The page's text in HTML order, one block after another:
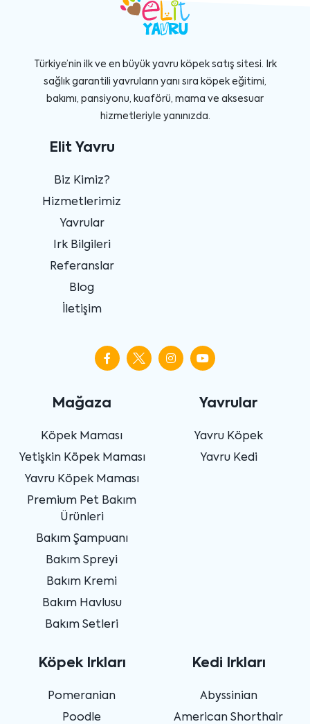
Türkiye’nin ilk ve en büyük yavru köpek satış sitesi. Irk
sağlık garantili yavruların yanı sıra köpek eğitimi,
bakımı, pansiyonu, kuaförü, mama ve aksesuar
hizmetleriyle yanınızda.
Elit Yavru
Biz Kimiz?
Hizmetlerimiz
Yavrular
Irk Bilgileri
Referanslar
Blog
İletişim
Mağaza
Köpek Maması
Yetişkin Köpek Maması
Yavru Köpek Maması
Premium Pet Bakım
Ürünleri
Bakım Şampuanı
Bakım Spreyi
Bakım Kremi
Bakım Havlusu
Bakım Setleri
Yavrular
Yavru Köpek
Yavru Kedi
Köpek Irkları
Pomeranian
Poodle
Kedi Irkları
Abyssinian
American Shorthair